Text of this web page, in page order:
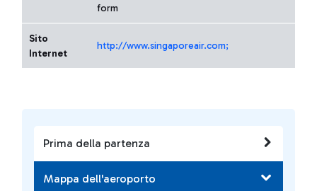
Prima della partenza
Mappa dell'aeroporto
form
Sito
Internet
http://www.singaporeair.com;